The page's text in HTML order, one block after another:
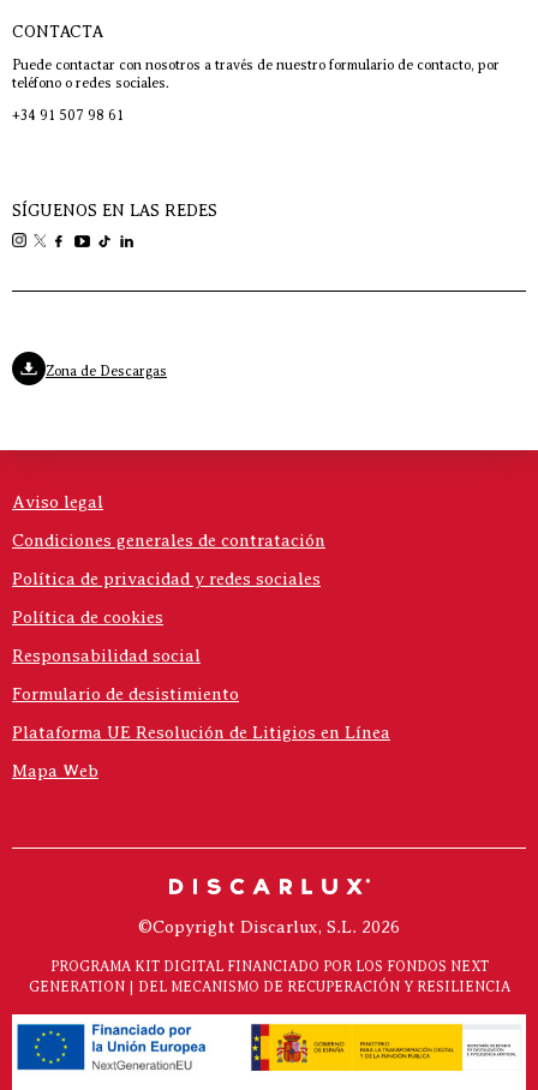
CONTACTA
Puede contactar con nosotros a través de nuestro formulario de contacto, por
teléfono o redes sociales.
+34 91 507 98 61
SÍGUENOS EN LAS REDES
Zona de Descargas
Aviso legal
Condiciones generales de contratación
Política de privacidad y redes sociales
Política de cookies
Responsabilidad social
Formulario de desistimiento
Plataforma UE Resolución de Litigios en Línea
Mapa Web
©Copyright Discarlux, S.L. 2026
PROGRAMA KIT DIGITAL FINANCIADO POR LOS FONDOS NEXT
GENERATION | DEL MECANISMO DE RECUPERACIÓN Y RESILIENCIA